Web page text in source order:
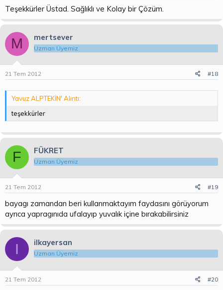
Teşekkürler Üstad. Sağlıklı ve Kolay bir Çözüm.
M mertsever
Uzman Üyemiz
21 Tem 2012 #18
Yavuz ALPTEKİN' Alıntı:
teşekkürler
F FÜKRET
Uzman Üyemiz
21 Tem 2012 #19
bayagı zamandan beri kullanmaktayım faydasını görüyorum
ayrıca yapragınıda ufalayıp yuvalık içine bırakabilirsiniz
I ilkayersan
Uzman Üyemiz
21 Tem 2012 #20